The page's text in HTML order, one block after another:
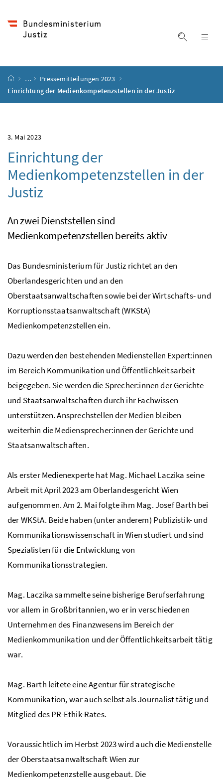
Suche
Startseite
…
Pressemitteilungen 2023
Einrichtung der Medienkompetenzstellen in der Justiz
3. Mai 2023
Einrichtung der
Medienkompetenzstellen in der
Justiz
An zwei Dienststellen sind
Medienkompetenzstellen bereits aktiv
Das Bundesministerium für Justiz richtet an den
Oberlandesgerichten und an den
Oberstaatsanwaltschaften sowie bei der Wirtschafts- und
Korruptionsstaatsanwaltschaft (WKStA)
Medienkompetenzstellen ein.
Dazu werden den bestehenden Medienstellen Expert:innen
im Bereich Kommunikation und Öffentlichkeitsarbeit
beigegeben. Sie werden die Sprecher:innen der Gerichte
und Staatsanwaltschaften durch ihr Fachwissen
unterstützen. Ansprechstellen der Medien bleiben
weiterhin die Mediensprecher:innen der Gerichte und
Staatsanwaltschaften.
Als erster Medienexperte hat Mag. Michael Laczika seine
Arbeit mit April 2023 am Oberlandesgericht Wien
aufgenommen. Am 2. Mai folgte ihm Mag. Josef Barth bei
der WKStA. Beide haben (unter anderem) Publizistik- und
Kommunikationswissenschaft in Wien studiert und sind
Spezialisten für die Entwicklung von
Kommunikationsstrategien.
Mag. Laczika sammelte seine bisherige Berufserfahrung
vor allem in Großbritannien, wo er in verschiedenen
Unternehmen des Finanzwesens im Bereich der
Medienkommunikation und der Öffentlichkeitsarbeit tätig
war.
Mag. Barth leitete eine Agentur für strategische
Kommunikation, war auch selbst als Journalist tätig und
Mitglied des PR-Ethik-Rates.
Voraussichtlich im Herbst 2023 wird auch die Medienstelle
der Oberstaatsanwaltschaft Wien zur
Medienkompetenzstelle ausgebaut. Die